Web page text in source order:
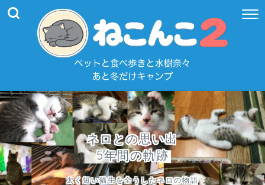
ネロとの思い出
5年間の軌跡
太く短い猫生を全うしたネロの物語